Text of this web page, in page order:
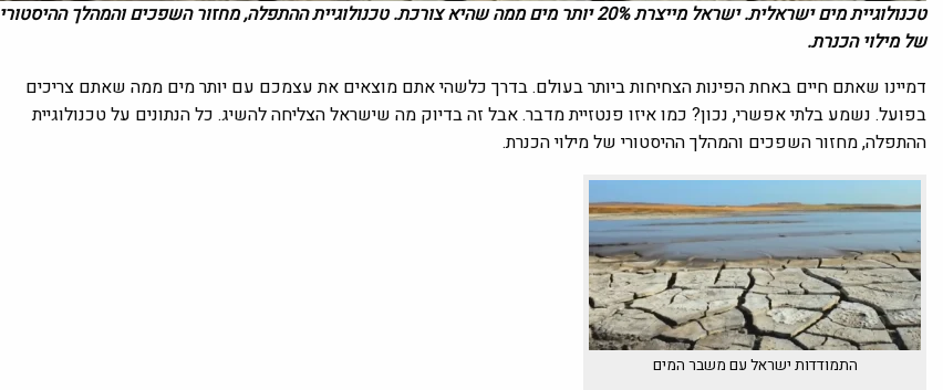
טכנולוגיית מים ישראלית. ישראל מייצרת 20% יותר מים ממה שהיא צורכת. טכנולוגיית ההתפלה, מחזור השפכים והמהלך ההיסטורי
של מילוי הכנרת.
דמיינו שאתם חיים באחת הפינות הצחיחות ביותר בעולם. בדרך כלשהי אתם מוצאים את עצמכם עם יותר מים ממה שאתם צריכים
בפועל. נשמע בלתי אפשרי, נכון? כמו איזו פנטזיית מדבר. אבל זה בדיוק מה שישראל הצליחה להשיג. כל הנתונים על טכנולוגיית
ההתפלה, מחזור השפכים והמהלך ההיסטורי של מילוי הכנרת.
התמודדות ישראל עם משבר המים